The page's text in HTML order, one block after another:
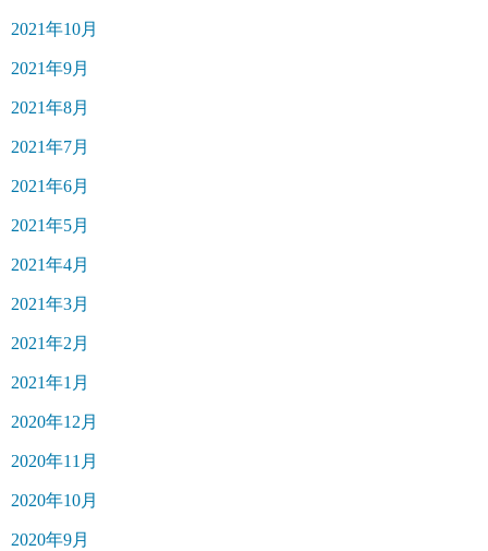
2021年10月
2021年9月
2021年8月
2021年7月
2021年6月
2021年5月
2021年4月
2021年3月
2021年2月
2021年1月
2020年12月
2020年11月
2020年10月
2020年9月